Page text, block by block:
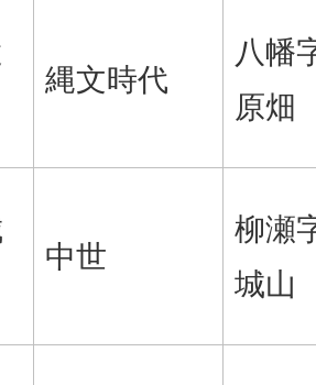
縄文時代
八幡
原畑
中世
柳瀬
城山